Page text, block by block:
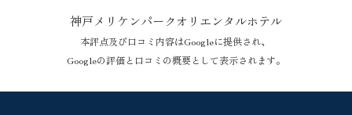
神戸メリケンパークオリエンタルホテル
本評点及び口コミ内容はGoogleに提供され、
Googleの評価と口コミの概要として表示されます。